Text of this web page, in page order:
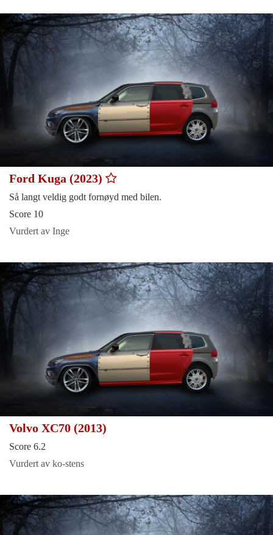
Ford Kuga (2023)
Så langt veldig godt fornøyd med bilen.
Score 10
Vurdert av Inge
Volvo XC70 (2013)
Score 6.2
Vurdert av ko-stens